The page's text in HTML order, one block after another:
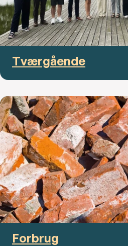
Tværgående
Forbrug